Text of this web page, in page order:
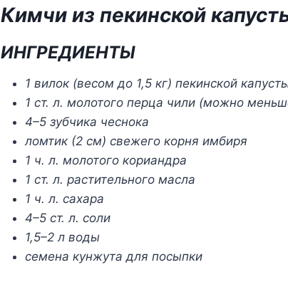
Кимчи из пекинской
ИНГРЕДИЕНТЫ
1 вилок (весом до 1,5 кг) пекинской
1 ст. л. молотого перца чили (можно
4–5 зубчика чеснока
ломтик (2 см) свежего корня имбиря
1 ч. л. молотого кориандра
1 ст. л. растительного масла
1 ч. л. сахара
4–5 ст. л. соли
1,5–2 л воды
семена кунжута для посыпки